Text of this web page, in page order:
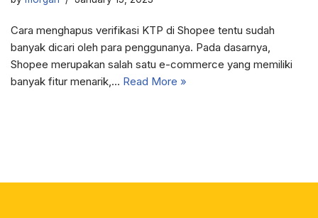
Cara menghapus verifikasi KTP di Shopee tentu sudah
banyak dicari oleh para penggunanya. Pada dasarnya,
Shopee merupakan salah satu e-commerce yang memiliki
banyak fitur menarik,… Read More »